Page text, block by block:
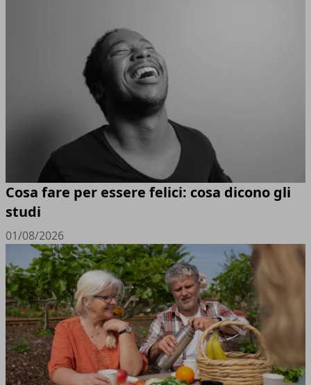
Cosa fare per essere felici: cosa dicono gli
studi
01/08/2026